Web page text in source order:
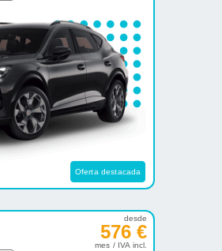
Oferta destacada
desde
576 €
mes / IVA incl.